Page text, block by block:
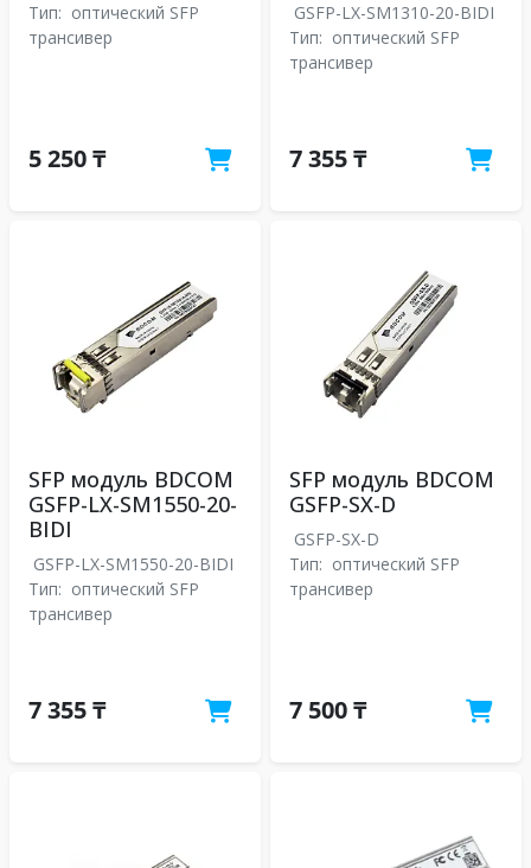
Тип: оптический SFP
трансивер
5 250 ₸
GSFP-LX-SM1310-20-BIDI
Тип: оптический SFP
трансивер
7 355 ₸
SFP модуль BDCOM
GSFP-LX-SM1550-20-
BIDI
GSFP-LX-SM1550-20-BIDI
Тип: оптический SFP
трансивер
7 355 ₸
SFP модуль BDCOM
GSFP-SX-D
GSFP-SX-D
Тип: оптический SFP
трансивер
7 500 ₸